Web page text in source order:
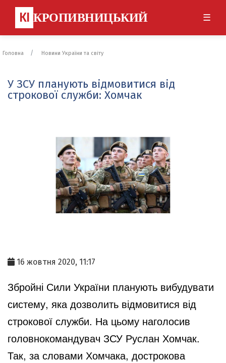
КІ КРОПИВНИЦЬКИЙ ☰
Головна Новини України та світу
У ЗСУ планують відмовитися від
строкової служби: Хомчак
16 жовтня 2020, 11:17
Збройні Сили України планують вибудувати
систему, яка дозволить відмовитися від
строкової служби. На цьому наголосив
головнокомандувач ЗСУ Руслан Хомчак.
Так, за словами Хомчака, дострокова